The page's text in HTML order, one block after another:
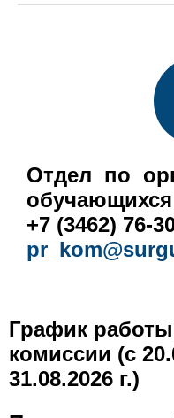
Отдел по
обучающихся
+7 (3462) 76-
График
комиссии (c
31.08.2026 г.)